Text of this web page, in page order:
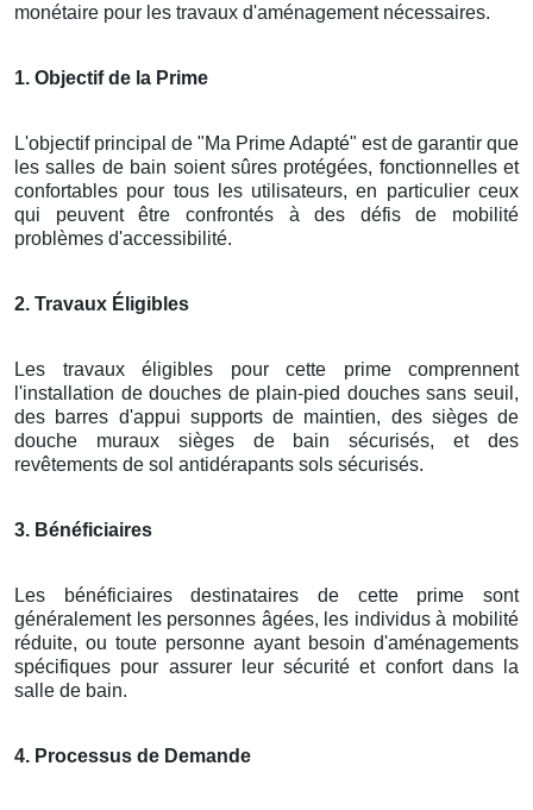
monétaire pour les travaux d'aménagement nécessaires.
1. Objectif de la Prime
L'objectif principal de "Ma Prime Adapté" est de garantir que
les salles de bain soient sûres protégées, fonctionnelles et
confortables pour tous les utilisateurs, en particulier ceux
qui peuvent être confrontés à des défis de mobilité
problèmes d'accessibilité.
2. Travaux Éligibles
Les travaux éligibles pour cette prime comprennent
l'installation de douches de plain-pied douches sans seuil,
des barres d'appui supports de maintien, des sièges de
douche muraux sièges de bain sécurisés, et des
revêtements de sol antidérapants sols sécurisés.
3. Bénéficiaires
Les bénéficiaires destinataires de cette prime sont
généralement les personnes âgées, les individus à mobilité
réduite, ou toute personne ayant besoin d'aménagements
spécifiques pour assurer leur sécurité et confort dans la
salle de bain.
4. Processus de Demande